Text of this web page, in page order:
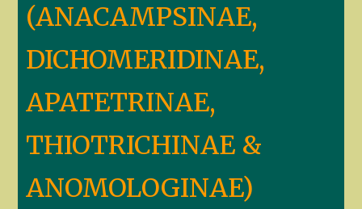
(ANACAMPSINAE,
DICHOMERIDINAE,
APATETRINAE,
THIOTRICHINAE &
ANOMOLOGINAE)